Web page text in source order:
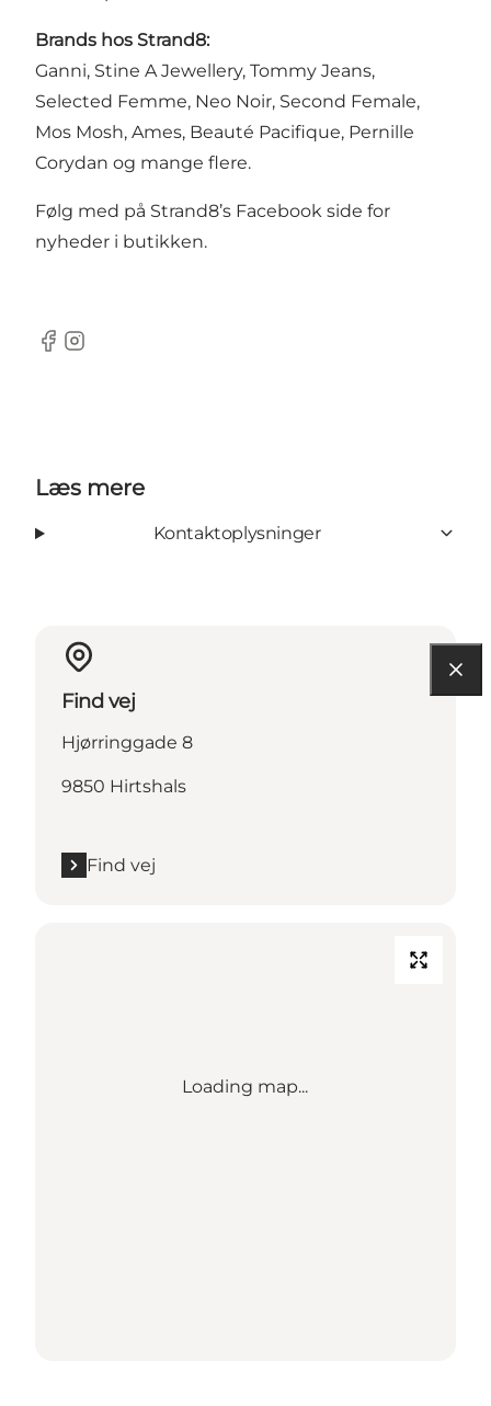
Brands hos Strand8:
Ganni, Stine A Jewellery, Tommy Jeans,
Selected Femme, Neo Noir, Second Female,
Mos Mosh, Ames, Beauté Pacifique, Pernille
Corydan og mange flere.
Følg med på Strand8’s Facebook side for
nyheder i butikken.
Facebook
Instagram
Læs mere
Kontaktoplysninger
Find vej
Hjørringgade 8
9850 Hirtshals
Find vej
Loading map...